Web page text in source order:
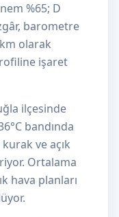
%65; D
barometre
olarak
işaret
ilçesinde
bandında
ve açık
Ortalama
hava planları